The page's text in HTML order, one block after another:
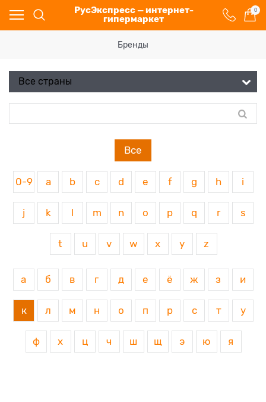
РусЭкспресс — интернет-
гипермаркет
0
Бренды
Все
0-9 a b c d e f g h i
j k m n o p q r s
t u v w x y z
а б в г д е ё ж з и
к л м н о п р с т у
ф х ц ч ш щ э ю я